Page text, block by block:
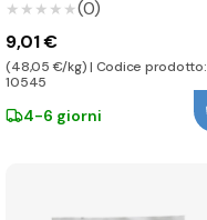
★★★★★
★★★★★(0)
9,01 €
(48,05 €/kg) | Codice prodotto:
10545
4-6 giorni